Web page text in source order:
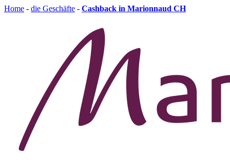
Home - die Geschäfte - Cashback in Marionnaud CH